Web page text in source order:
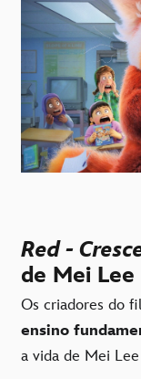
Red -
de Mei Lee
Os criadores do
ensino
a vida de Mei